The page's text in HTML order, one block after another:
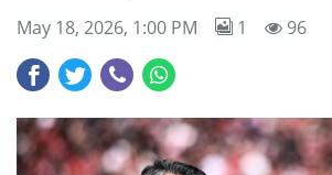
May 18, 2026, 1:00 PM 1 96